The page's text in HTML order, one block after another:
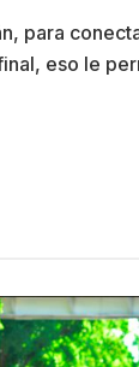
para
eso le